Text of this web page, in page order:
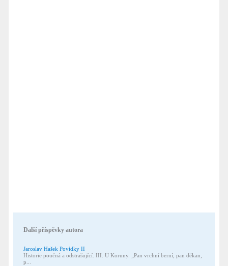
Další příspěvky autora
Jaroslav Hašek Povídky II
Historie poučná a odstrašující. III. U Koruny. „Pan vrchní berní, pan děkan,
p...